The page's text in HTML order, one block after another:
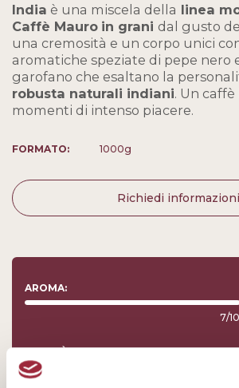
India è una miscela della linea
Caffè Mauro in grani dal gusto
una cremosità e un corpo unici
aromatiche speziate di pepe nero
garofano che esaltano la
robusta naturali indiani. Un
momenti di intenso piacere.
FORMATO: 1000g
Richiedi informazioni
AROMA:
7/10
ACIDITÀ:
1/10